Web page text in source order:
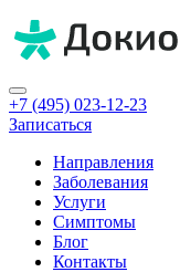
+7 (495) 023-12-23
Записаться
Направления
Заболевания
Услуги
Симптомы
Блог
Контакты